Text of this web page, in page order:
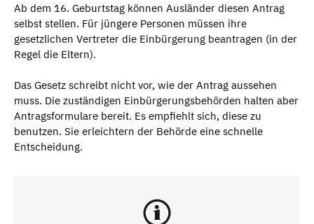
Ab dem 16. Geburtstag können Ausländer diesen Antrag
selbst stellen. Für jüngere Personen müssen ihre
gesetzlichen Vertreter die Einbürgerung beantragen (in der
Regel die Eltern).
Das Gesetz schreibt nicht vor, wie der Antrag aussehen
muss. Die zuständigen Einbürgerungsbehörden halten aber
Antragsformulare bereit. Es empfiehlt sich, diese zu
benutzen. Sie erleichtern der Behörde eine schnelle
Entscheidung.